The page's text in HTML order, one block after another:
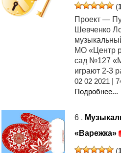
(
Проект —
Шевченко
МО «Центр
сад №127
играют 2-3
02 02 2021
Подробнее...
6 .
«Варежка»
(